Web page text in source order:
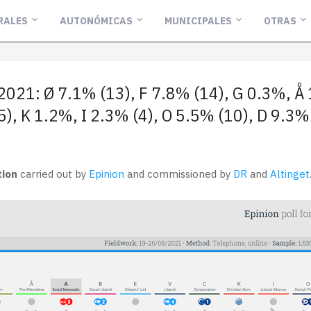
AUTONÓMICAS MUNICIPALES OTRAS
Ø 7.1% (13), F 7.8% (14), G 0.3%,
K 1.2%, I 2.3% (4), O 5.5% (10), D
carried out by Epinion and commissioned by DR and Altinget.